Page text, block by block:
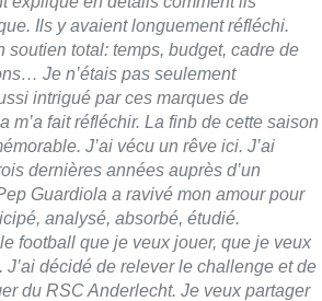
Ils y avaient longuement réfléchi.
soutien total: temps, budget, cadre de
Je n’étais pas seulement
intrigué par ces marques de
m’a fait réfléchir. La finb de cette saison
J’ai vécu un rêve ici. J’ai
dernières années auprès d’un
Guardiola a ravivé mon amour pour
analysé, absorbé, étudié.
football que je veux jouer, que je veux
décidé de relever le challenge et de
du RSC Anderlecht. Je veux partager